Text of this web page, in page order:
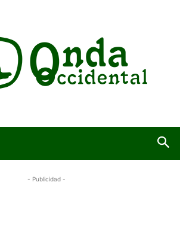
- Publicidad -